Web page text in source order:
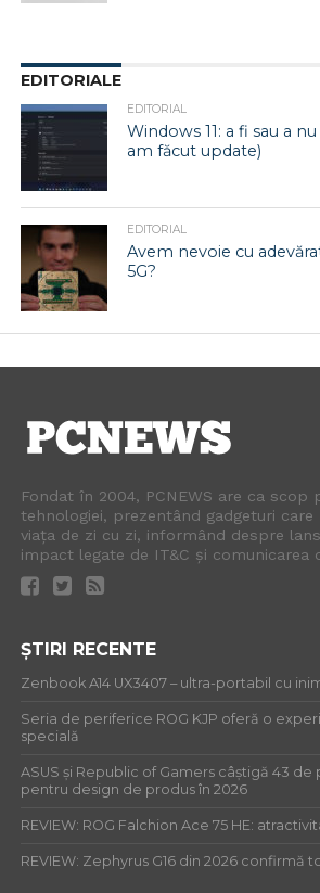
EDITORIALE
EDITORIAL
Windows 11: a fi sau a
am făcut update)
EDITORIAL
Avem nevoie cu
5G?
Fondat în 2004, PCNEWS are ca scop
tehnologiei, prezentând gadgeturi
viața de zi cu zi, informând despre
impact legate de IT&C și comunicarea
ȘTIRI RECENTE
Zenbook A14 UX3407 – ultra-portabil cu
Seria de periferice ROG KJP oferă o
specială
ASUS și Republic of Gamers câștigă 43
pentru design de produs în 2026
REVIEW: ROG Falchion Ace 75 HE:
REVIEW: Zephyrus G16 din 2026 confirmă